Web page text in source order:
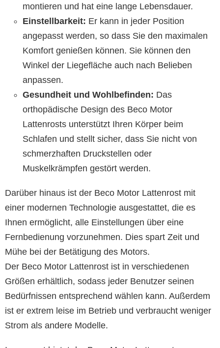
montieren und hat eine lange Lebensdauer.
Einstellbarkeit: Er kann in jeder Position
angepasst werden, so dass Sie den maximalen
Komfort genießen können. Sie können den
Winkel der Liegefläche auch nach Belieben
anpassen.
Gesundheit und Wohlbefinden: Das
orthopädische Design des Beco Motor
Lattenrosts unterstützt Ihren Körper beim
Schlafen und stellt sicher, dass Sie nicht von
schmerzhaften Druckstellen oder
Muskelkrämpfen gestört werden.
Darüber hinaus ist der Beco Motor Lattenrost mit
einer modernen Technologie ausgestattet, die es
Ihnen ermöglicht, alle Einstellungen über eine
Fernbedienung vorzunehmen. Dies spart Zeit und
Mühe bei der Betätigung des Motors.
Der Beco Motor Lattenrost ist in verschiedenen
Größen erhältlich, sodass jeder Benutzer seinen
Bedürfnissen entsprechend wählen kann. Außerdem
ist er extrem leise im Betrieb und verbraucht weniger
Strom als andere Modelle.